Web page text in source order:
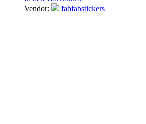
Vendor:
fabfabstickers